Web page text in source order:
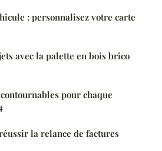
: personnalisez votre carte
avec la palette en bois brico
pour chaque
la relance de factures